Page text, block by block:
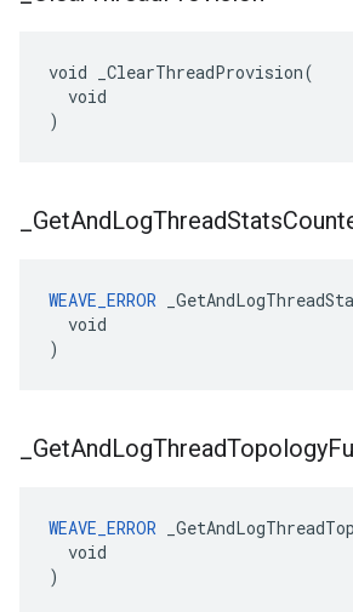
void _ClearThreadProvision(
  void
)
GetAndLogThreadStats
WEAVE_ERROR
  void
)
GetAndLogThreadTopology
WEAVE_ERROR
  void
)